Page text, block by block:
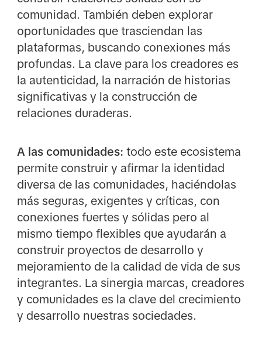
comunidad. También deben explorar
oportunidades que trasciendan las
plataformas, buscando conexiones más
profundas. La clave para los creadores es
la autenticidad, la narración de historias
significativas y la construcción de
relaciones duraderas.
A las comunidades: todo este ecosistema
permite construir y afirmar la identidad
diversa de las comunidades, haciéndolas
más seguras, exigentes y críticas, con
conexiones fuertes y sólidas pero al
mismo tiempo flexibles que ayudarán a
construir proyectos de desarrollo y
mejoramiento de la calidad de vida de sus
integrantes. La sinergia marcas, creadores
y comunidades es la clave del crecimiento
y desarrollo nuestras sociedades.